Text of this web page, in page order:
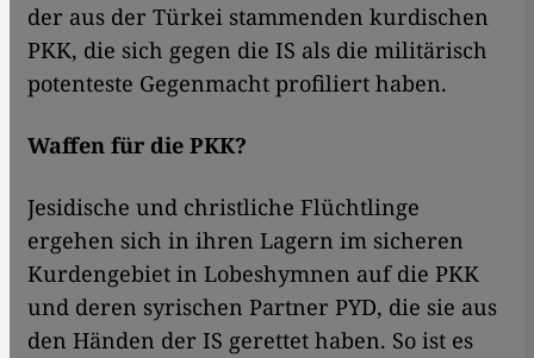
der aus der Türkei stammenden kurdischen
PKK, die sich gegen die IS als die militärisch
potenteste Gegenmacht profiliert haben.
Waffen für die PKK?
Jesidische und christliche Flüchtlinge
ergehen sich in ihren Lagern im sicheren
Kurdengebiet in Lobeshymnen auf die PKK
und deren syrischen Partner PYD, die sie aus
den Händen der IS gerettet haben. So ist es